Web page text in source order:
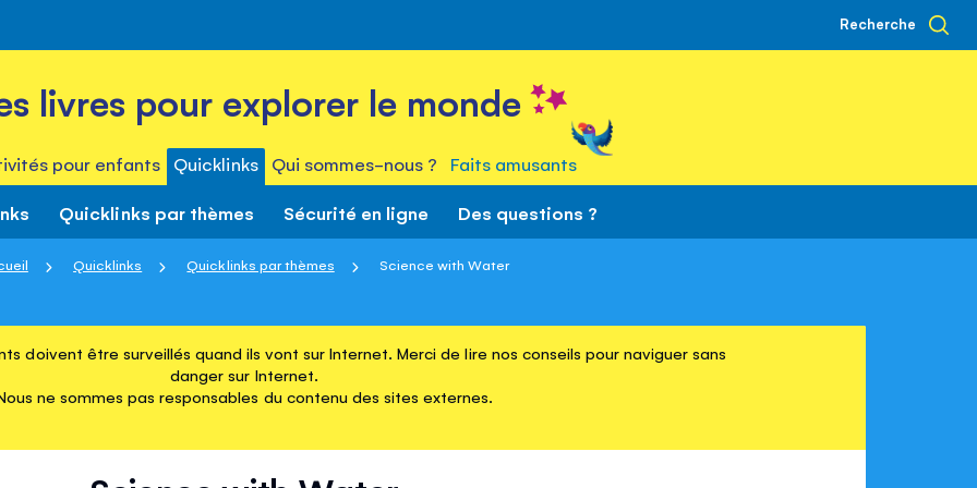
Recherche
livres pour explorer le monde
pour enfants Quicklinks Qui sommes-nous ? Faits amusants
Quicklinks par thèmes Sécurité en ligne Des questions ?
Quicklinks Quicklinks par thèmes Science with Water
doivent être surveillés quand ils vont sur Internet. Merci de lire nos conseils pour naviguer sans
danger sur Internet.
ne sommes pas responsables du contenu des sites externes.